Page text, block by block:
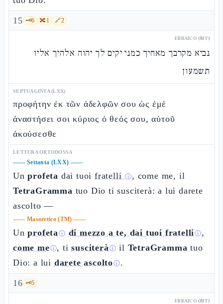
15 🗝️6 🔀1 🔗2
EBRAICO (MT)
נביא מקרבך מאחיך כמני יקים לך יהוה אלהיך אליו
תשמעון
SEPTUAGINTA (LXX)
προφήτην ἐκ τῶν ἀδελφῶν σου ὡς ἐμὲ
ἀναστήσει σοι κύριος ὁ θεός σου, αὐτοῦ
ἀκούσεσθε
LETTURA ORTODOSSA
—— Settanta (LXX) ——
Unprofeta dai tuoifratelli ⓘ, come me, il
TetraGramma tuo Dio ti susciterà: a lui darete
ascolto —
—— Masoretico (TM) ——
Unprofetaⓘ di mezzo a te, dai tuoi fratelliⓘ,
come meⓘ, tisusciteràⓘ il TetraGramma tuo
Dio: a lui darete ascoltoⓘ.
16 🗝️5
EBRAICO (MT)